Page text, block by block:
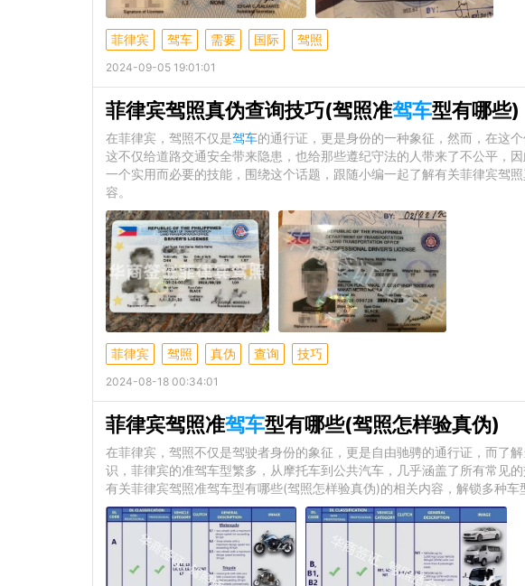
菲律宾 驾车 需要 国际 驾照
2024-09-05 19:01:01
菲律宾驾照真伪查询技巧(驾照准驾车型有哪些)
在菲律宾，驾照不仅是驾车的通行证，更是身份的一种象征，然而，在这
这不仅给道路交通安全带来隐患，也给那些遵纪守法的人带来了不公平，
一个实用而必要的技能，围绕这个话题，跟随小编一起了解有关菲律宾驾
容。
菲律宾 驾照 真伪 查询 技巧
2024-08-18 00:34:01
菲律宾驾照准驾车型有哪些(驾照怎样验真伪)
在菲律宾，驾照不仅是驾驶者身份的象征，更是自由驰骋的通行证，而了
识，菲律宾的准驾车型繁多，从摩托车到公共汽车，几乎涵盖了所有常见
有关菲律宾驾照准驾车型有哪些(驾照怎样验真伪)的相关内容，解锁多种车